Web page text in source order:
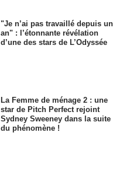
"Je n’ai pas travaillé depuis un
an" : l’étonnante révélation
d’une des stars de L’Odyssée
La Femme de ménage 2 : une
star de Pitch Perfect rejoint
Sydney Sweeney dans la suite
du phénomène !